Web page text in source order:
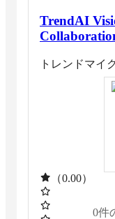
TrendAI
トレンドマイ
（0.00）
0件